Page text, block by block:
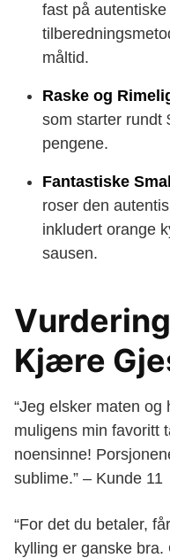
fast på
måltid.
Raske og
som starter rundt
pengene.
Fantastiske
roser den
inkludert orange
sausen.
Kjære
“Jeg elsker maten og
muligens min favoritt
noensinne!
sublime.” – Kunde 11
“For det du betaler,
kylling er ganske